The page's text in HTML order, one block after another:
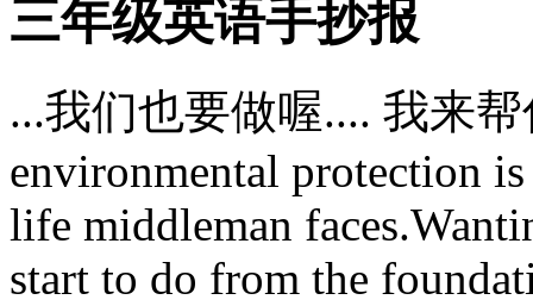
三年级英语手抄报
...我们也要做喔.... 我来
environmental protection
life middleman
start to do from the